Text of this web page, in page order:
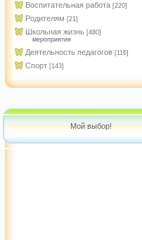
Воспитательная работа [220]
Родителям [21]
Школьная жизнь [480]
мероприятия
Деятельность педагогов [116]
Спорт [143]
Мой выбор!